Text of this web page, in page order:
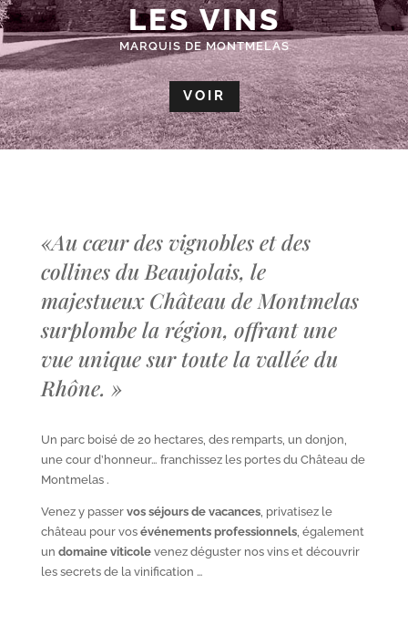
LES VINS
MARQUIS DE MONTMELAS
VOIR
«Au cœur des vignobles et des
collines du Beaujolais, le
majestueux Château de Montmelas
surplombe la région, offrant une
vue unique sur toute la vallée du
Rhône. »
Un parc boisé de 20 hectares, des remparts, un donjon,
une cour d’honneur… franchissez les portes du Château de
Montmelas .
Venez y passer vos séjours de vacances, privatisez le
château pour vos événements professionnels, également
un domaine viticolevenez déguster nos vins et découvrir
les secrets de la vinification …